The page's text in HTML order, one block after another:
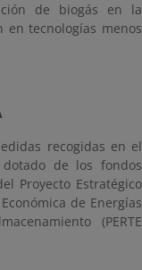
de biogás en la
tecnologías menos
recogidas en el
dotado de los fondos
Proyecto Estratégico
de Energías
(PERTE